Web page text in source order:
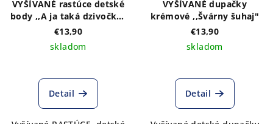
VYŠÍVANÉ rastúce detské
body ,,A ja taká dzivočka"
krátky rukáv, ružová
€13,90
skladom
Detail
VYŠÍVANÉ dupačky
krémové ,,Švárny šuhaj"
€13,90
skladom
Detail